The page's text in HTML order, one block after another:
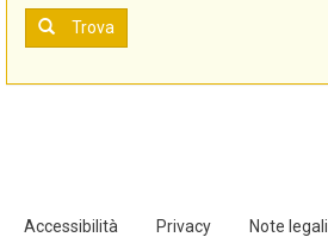
Trova
Accessibilità Privacy Note legali